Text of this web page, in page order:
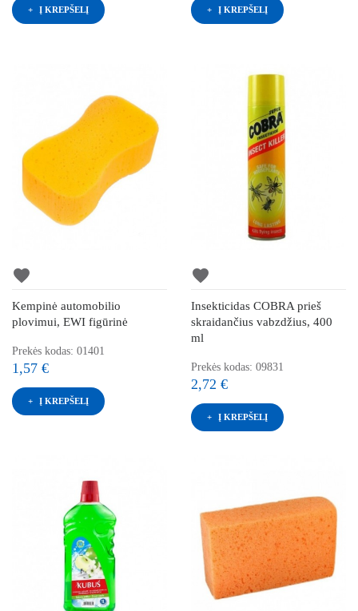
Į KREPŠELĮ Į KREPŠELĮ
favorite
Kempinė automobilio
plovimui, EWI figūrinė
Prekės kodas: 01401
1,57 €
Į KREPŠELĮ
favorite
Insekticidas COBRA prieš
skraidančius vabzdžius, 400
ml
Prekės kodas: 09831
2,72 €
Į KREPŠELĮ